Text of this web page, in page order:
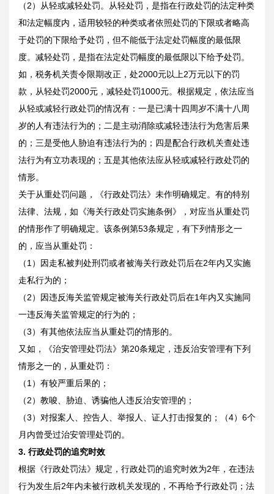
（2）从轻或减轻处罚。从轻处罚，是指在行政处罚的法定种类
和法定幅度内，适用较轻的种类或者依照处罚的下限或者略高
于处罚的下限给予处罚，但不能低于法定处罚幅度的最低限
度。减轻处罚，是指在法定处罚幅度的最低限以下给予处罚。
如，税务机关责令限期改正，处2000元以上2万元以下的罚
款，从轻处罚2000元，减轻处罚1000元。根据规定，依法应当
从轻或减轻行政处罚的情况有：一是已满十四周岁不满十八周
岁的人有违法行为的；二是主动消除或减轻违法行为危害后果
的；三是受他人胁迫有违法行为的；四是配合行政机关查处违
法行为有立功表现的；五是其他依法应从轻或减轻行政处罚的
情形。
关于从重处罚问题，《行政处罚法》未作明确规定。有的特别
法律、法规，如《海关行政处罚实施条例》，对应当从重处罚
的情形作了明确规定。该条例第53条规定，有下列情形之一
的，应当从重处罚：
（1）因走私被判处刑罚或者被海关行政处罚后在2年内又实施
走私行为的；
（2）因违反海关监管规定被海关行政处罚后在1年内又实施同
一违反海关监管规定的行为的；
（3）有其他依法应当从重处罚的情形的。
又如，《治安管理处罚法》第20条规定，违反治安管理有下列
情形之一的，从重处罚：
（1）有较严重后果的；
（2）教唆、胁迫、诱骗他人违反治安管理的；
（3）对报案人、控告人、举报人、证人打击报复的；（4）6个
月内曾受过治安管理处罚的。
3. 行政处罚的追究时效
根据《行政处罚法》规定，行政处罚的追究时效为2年，在违法
行为发生后2年内未被行政机关发现的，不再给予行政处罚；法